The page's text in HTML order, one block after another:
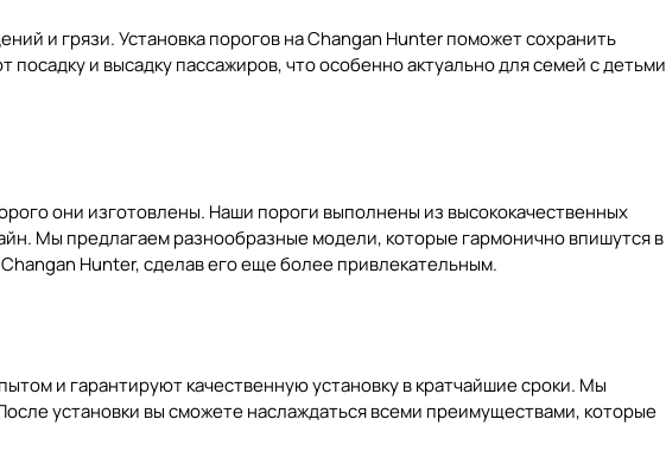
и грязи. Установка порогов на Changan Hunter поможет сохранить
и высадку пассажиров, что особенно актуально для семей с детьми
они изготовлены. Наши пороги выполнены из высококачественных
Мы предлагаем разнообразные модели, которые гармонично впишутся в
Hunter, сделав его еще более привлекательным.
и гарантируют качественную установку в кратчайшие сроки. Мы
установки вы сможете наслаждаться всеми преимуществами, которые